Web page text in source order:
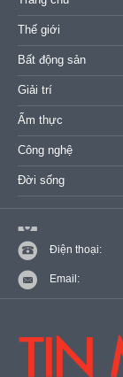
Thế giới
Bất động sản
Giải trí
Ẩm thực
Công nghệ
Đời sống
Điện thoại:
Email: